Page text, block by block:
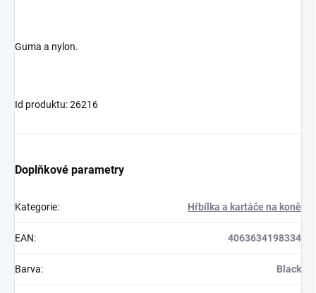
Guma a nylon.
Id produktu: 26216
Doplňkové parametry
Kategorie: Hřbílka a kartáče na koně
EAN: 4063634198334
Barva: Black